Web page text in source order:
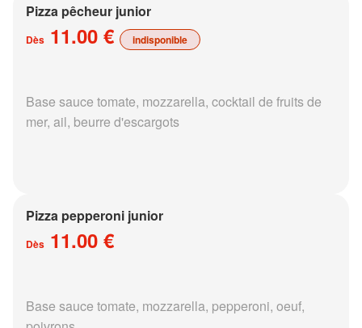
Pizza pêcheur junior
Dès 11.00 € indisponible
Base sauce tomate, mozzarella, cocktail de fruits de
mer, ail, beurre d'escargots
Pizza pepperoni junior
Dès 11.00 €
Base sauce tomate, mozzarella, pepperoni, oeuf,